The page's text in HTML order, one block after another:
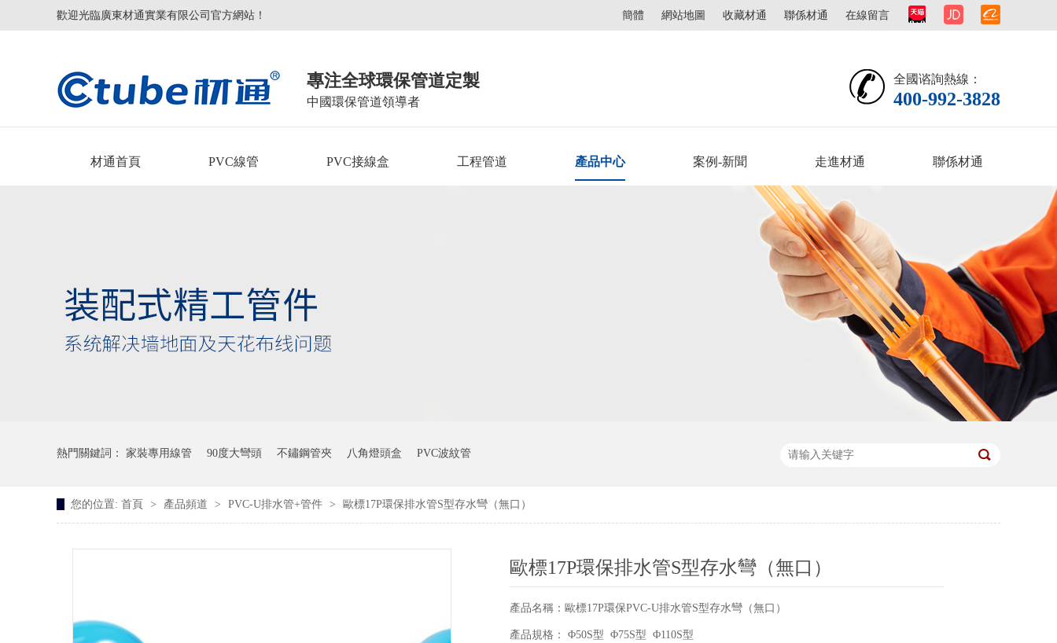
簡體 網站地圖 收藏材通 聯係材通 在線留言
歡迎光臨廣東材通實業有限公司官方網站！
全國谘詢熱線：
400-992-3828
專注全球環保管道定製
中國環保管道領導者
材通首頁 PVC線管 PVC接線盒 工程管道 產品中心 案例-新聞 走進材通 聯係材通
熱門關鍵詞： 家裝專用線管 90度大彎頭 不鏽鋼管夾 八角燈頭盒 PVC波紋管
您的位置: 首頁 > 產品頻道 > PVC-U排水管+管件 > 歐標17P環保排水管S型存水彎（無口）
歐標17P環保排水管S型存水彎（無口）
產品名稱：歐標17P環保PVC-U排水管S型存水彎（無口）
產品規格： Φ50S型 Φ75S型 Φ110S型